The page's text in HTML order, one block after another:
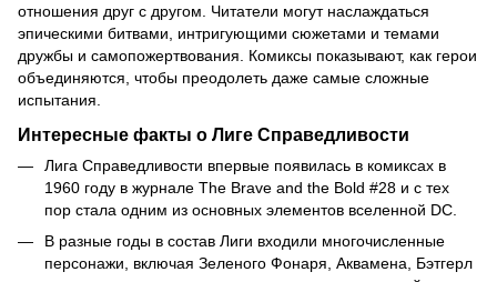
отношения друг с другом. Читатели могут наслаждаться
эпическими битвами, интригующими сюжетами и темами
дружбы и самопожертвования. Комиксы показывают, как герои
объединяются, чтобы преодолеть даже самые сложные
испытания.
Интересные факты о Лиге Справедливости
Лига Справедливости впервые появилась в комиксах в
1960 году в журнале The Brave and the Bold #28 и с тех
пор стала одним из основных элементов вселенной DC.
В разные годы в состав Лиги входили многочисленные
персонажи, включая Зеленого Фонаря, Аквамена, Бэтгерл